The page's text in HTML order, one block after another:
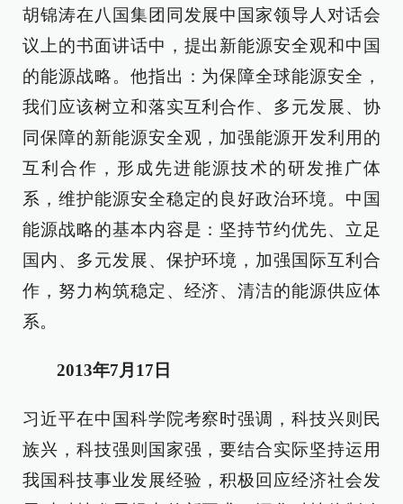
胡锦涛在八国集团同发展中国家领导人对话会
议上的书面讲话中，提出新能源安全观和中国
的能源战略。他指出：为保障全球能源安全，
我们应该树立和落实互利合作、多元发展、协
同保障的新能源安全观，加强能源开发利用的
互利合作，形成先进能源技术的研发推广体
系，维护能源安全稳定的良好政治环境。中国
能源战略的基本内容是：坚持节约优先、立足
国内、多元发展、保护环境，加强国际互利合
作，努力构筑稳定、经济、清洁的能源供应体
系。
2013年7月17日
习近平在中国科学院考察时强调，科技兴则民
族兴，科技强则国家强，要结合实际坚持运用
我国科技事业发展经验，积极回应经济社会发